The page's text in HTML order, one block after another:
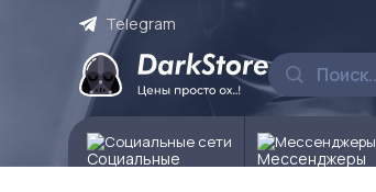
Telegram
Социальные сети Мессенджеры